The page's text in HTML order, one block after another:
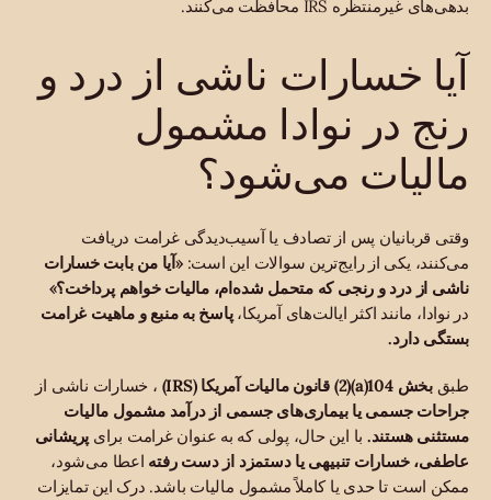
بدهی‌های غیرمنتظره IRS محافظت می‌کنند.
آیا خسارات ناشی از درد و
رنج در نوادا مشمول
مالیات می‌شود؟
وقتی قربانیان پس از تصادف یا آسیب‌دیدگی غرامت دریافت
می‌کنند، یکی از رایج‌ترین سوالات این است:«آیا من بابت خسارات
ناشی از درد و رنجی که متحمل شده‌ام، مالیات خواهم پرداخت؟»
در نوادا، مانند اکثر ایالت‌های آمریکا،پاسخ به منبع و ماهیت غرامت
بستگی دارد.
طبقبخش 104(a)(2) قانون مالیات آمریکا (IRS)
، خسارات ناشی از
جراحات جسمی یا بیماری‌های جسمی از درآمد مشمول مالیات
مستثنی هستند. با این حال، پولی که به عنوان غرامت برای پریشانی
عاطفی، خسارات تنبیهی یا دستمزد از دست رفته اعطا می‌شود،
ممکن است تا حدی یا کاملاً مشمول مالیات باشد. درک این تمایزات